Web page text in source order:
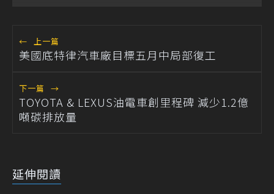
← 上一篇
美國底特律汽車廠目標五月中局部復工
下一篇 →
TOYOTA & LEXUS油電車創里程碑 減少1.2億
噸碳排放量
延伸閱讀